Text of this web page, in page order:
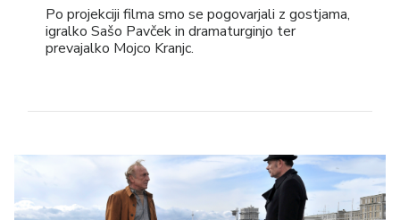
Po projekciji filma smo se pogovarjali z gostjama,
igralko Sašo Pavček in dramaturginjo ter
prevajalko Mojco Kranjc.